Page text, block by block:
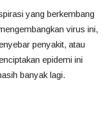
yang berkembang
virus ini,
penyakit, atau
epidemi ini
banyak lagi.